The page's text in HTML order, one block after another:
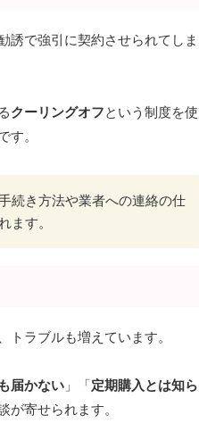
誘で強引に契約させられてしま
クーリングオフという制度を使
。
続き方法や業者への連絡の仕
ます。
ラブルも増えています。
届かない 」「定期購入とは知ら
が寄せられます。